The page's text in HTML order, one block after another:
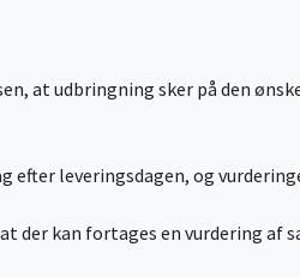
at udbringning sker på den
efter leveringsdagen, og
kan fortages en vurdering af